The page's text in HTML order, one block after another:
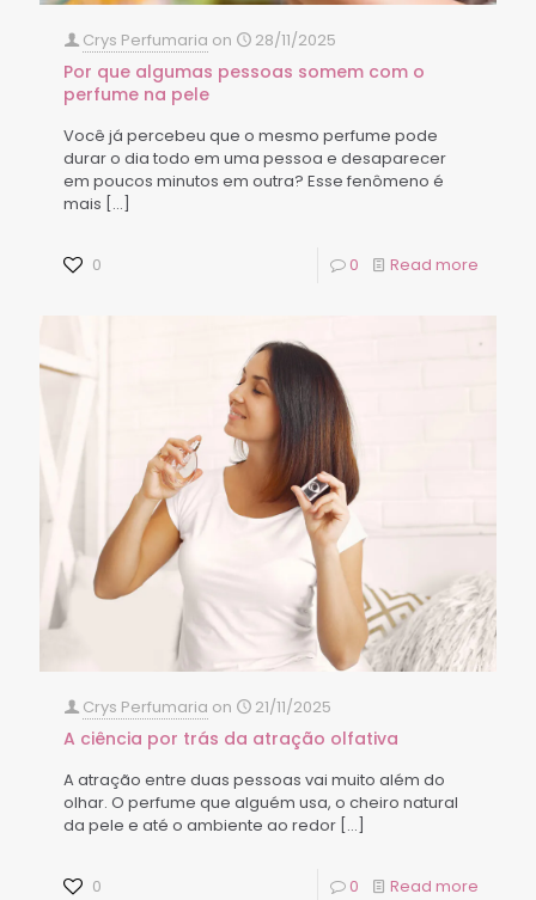
Crys Perfumaria on 28/11/2025
Por que algumas pessoas somem com o
perfume na pele
Você já percebeu que o mesmo perfume pode
durar o dia todo em uma pessoa e desaparecer
em poucos minutos em outra? Esse fenômeno é
mais […]
0 0 Read more
Crys Perfumaria on 21/11/2025
A ciência por trás da atração olfativa
A atração entre duas pessoas vai muito além do
olhar. O perfume que alguém usa, o cheiro natural
da pele e até o ambiente ao redor […]
0 0 Read more